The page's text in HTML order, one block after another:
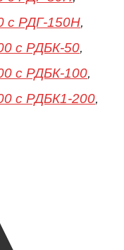
с РДГ-150Н,
с РДБК-50,
с РДБК-100,
с РДБК1-200,